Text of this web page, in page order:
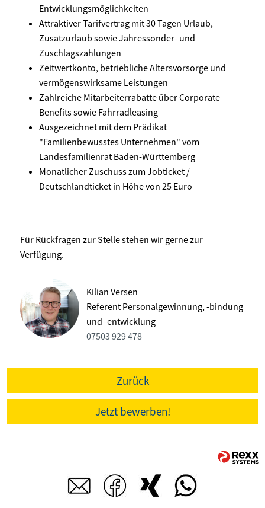
Entwicklungsmöglichkeiten
Attraktiver Tarifvertrag mit 30 Tagen Urlaub,
Zusatzurlaub sowie Jahressonder- und
Zuschlagszahlungen
Zeitwertkonto, betriebliche Altersvorsorge und
vermögenswirksame Leistungen
Zahlreiche Mitarbeiterrabatte über Corporate
Benefits sowie Fahrradleasing
Ausgezeichnet mit dem Prädikat
"Familienbewusstes Unternehmen" vom
Landesfamilienrat Baden-Württemberg
Monatlicher Zuschuss zum Jobticket /
Deutschlandticket in Höhe von 25 Euro
Für Rückfragen zur Stelle stehen wir gerne zur
Verfügung.
Kilian Versen
Referent Personalgewinnung, -bindung
und -entwicklung
07503 929 478
Zurück
Jetzt bewerben!